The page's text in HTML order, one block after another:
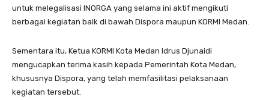
untuk melegalisasi INORGA yang selama ini aktif mengikuti
berbagai kegiatan baik di bawah Dispora maupun KORMI Medan.
Sementara itu, Ketua KORMI Kota Medan Idrus Djunaidi
mengucapkan terima kasih kepada Pemerintah Kota Medan,
khususnya Dispora, yang telah memfasilitasi pelaksanaan
kegiatan tersebut.